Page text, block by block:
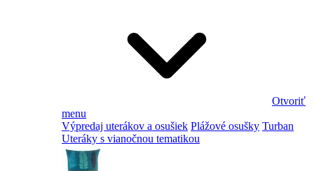
Otvoriť
menu
Výpredaj uterákov a osušiek Plážové osušky Turban
Uteráky s vianočnou tematikou